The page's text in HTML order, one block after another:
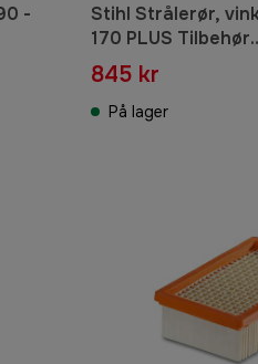
-
Stihl Strålerør,
170 PLUS Tilbehør
høytrykksvasker
845 kr
På lager